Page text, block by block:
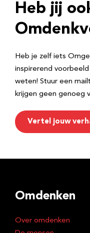
r
e
Heb jij
Heb je zelf iets
inspirerend
weten! Stuur een
krijgen geen genoeg
Vertel jouw
Omdenken
Over omdenken